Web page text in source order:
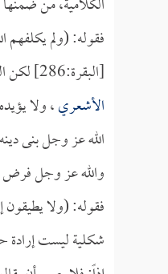
فقوله: (ولم
[البقرة:286] لكن العبارة الثانية فيها نظر، وهي قوله: (ولا يطيقون إلا ما كلفهم) فهذه فيها نوع من الفلسفة والتكلف، وهي من كلمات
الأشعري، ولا
الله عز وجل بنى
والله عز وجل فرض
فقوله: (ولا
شكلية ليست إرادة